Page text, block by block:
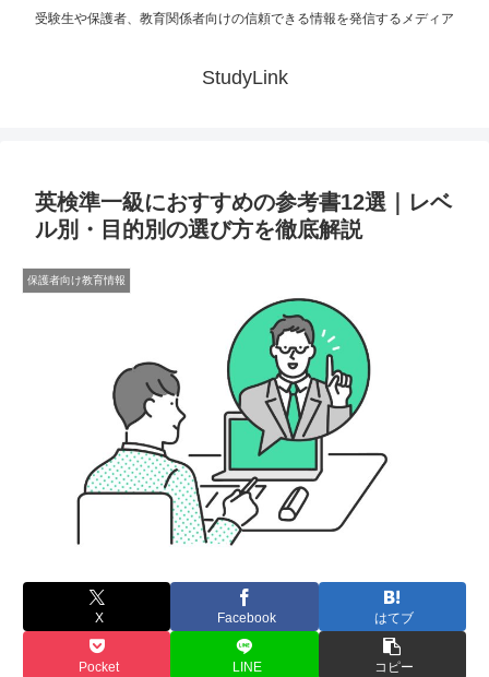
受験生や保護者、教育関係者向けの信頼できる情報を発信するメディア
StudyLink
英検準一級におすすめの参考書12選｜レベ
ル別・目的別の選び方を徹底解説
保護者向け教育情報
X Facebook はてブ
Pocket LINE コピー